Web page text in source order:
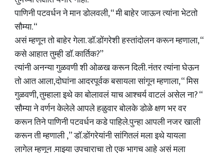
पाणिनी पटवर्धन ने मान डोलवली, “ मी बाहेर जाऊन त्यांना भेटतो
सौम्या. “
असं म्हणून तो बाहेर गेला. डॉ.डोंगरेशी हस्तांदोलन करून म्हणाला, “
कसे आहात तुम्ही डॉ. कार्तिक?”
त्यांनी अनन्या गुळवणी शी ओळख करून दिली. नंतर त्यांना घेऊन
तो आत आला,दोघांना आदरपूर्वक बसायला सांगून म्हणाला, “ मिस
गुळवणी, तुम्हाला इथे का बोलावलं याच आश्चर्य वाटलं असेल ना? “
सौम्या ने वर्णन केलेले आपले हळुवार बोलके डोळे क्षण भर वर
करून तिने पाणिनी पटवर्धन कडे पाहिले.पुन्हा आपली नजर खाली
करून ती म्हणाली ,” डॉ.डोंगरेयांनी सांगितलं मला इथे यायला
लागेल म्हणून .माझ्या उपचाराचा तो एक भागच आहे असं मला